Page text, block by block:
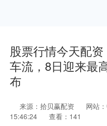
股票行情今天配
车流，8日迎来最
布
来源：拾贝赢配资 网站
15:46:24
查看：141